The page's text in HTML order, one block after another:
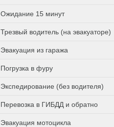
Ожидание 15 минут
Трезвый водитель (на эвакуаторе)
Эвакуация из гаража
Погрузка в фуру
Экспедирование (без водителя)
Перевозка в ГИБДД и обратно
Эвакуация мотоцикла